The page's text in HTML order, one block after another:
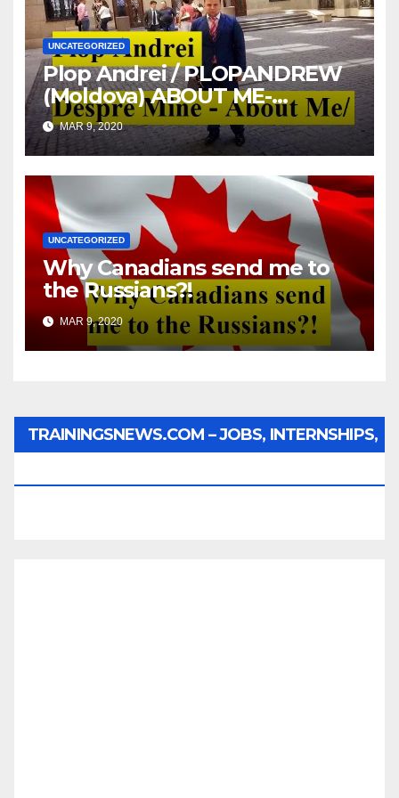
UNCATEGORIZED
Plop Andrei / PLOPANDREW
(Moldova) ABOUT ME-
DESPRE MINE
MAR 9, 2020
UNCATEGORIZED
Why Canadians send me to
the Russians?!
MAR 9, 2020
TRAININGSNEWS.COM – JOBS, INTERNSHIPS,